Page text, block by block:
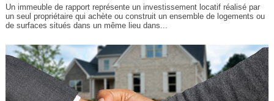
Un immeuble de rapport représente un investissement locatif réalisé par
un seul propriétaire qui achète ou construit un ensemble de logements ou
de surfaces situés dans un même lieu dans...